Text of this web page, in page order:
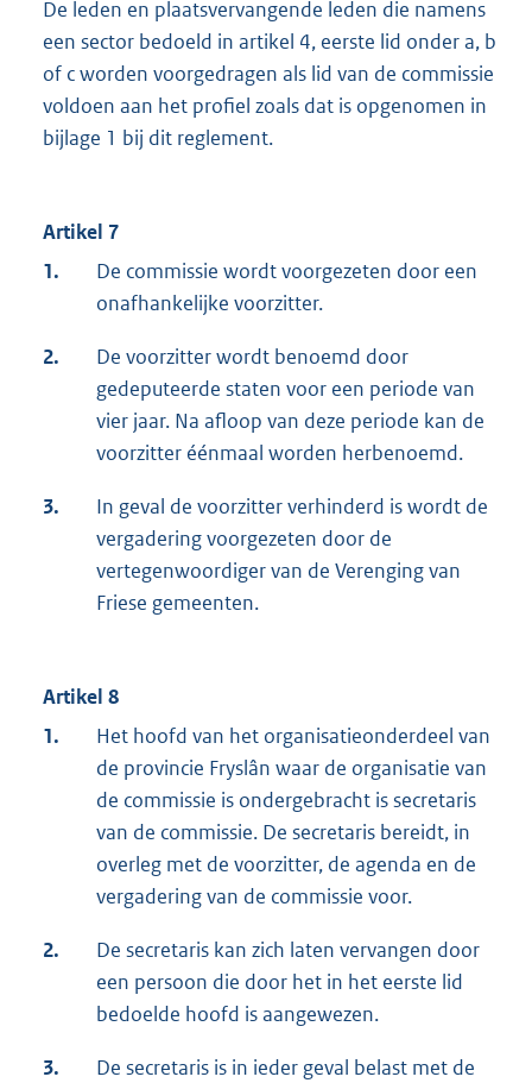
De leden en plaatsvervangende leden die namens
een sector bedoeld in artikel 4, eerste lid onder a, b
of c worden voorgedragen als lid van de commissie
voldoen aan het profiel zoals dat is opgenomen in
bijlage 1 bij dit reglement.
Artikel 7
1.
De commissie wordt voorgezeten door een
onafhankelijke voorzitter.
2.
De voorzitter wordt benoemd door
gedeputeerde staten voor een periode van
vier jaar. Na afloop van deze periode kan de
voorzitter éénmaal worden herbenoemd.
3.
In geval de voorzitter verhinderd is wordt de
vergadering voorgezeten door de
vertegenwoordiger van de Verenging van
Friese gemeenten.
Artikel 8
1.
Het hoofd van het organisatieonderdeel van
de provincie Fryslân waar de organisatie van
de commissie is ondergebracht is secretaris
van de commissie. De secretaris bereidt, in
overleg met de voorzitter, de agenda en de
vergadering van de commissie voor.
2.
De secretaris kan zich laten vervangen door
een persoon die door het in het eerste lid
bedoelde hoofd is aangewezen.
3.
De secretaris is in ieder geval belast met de